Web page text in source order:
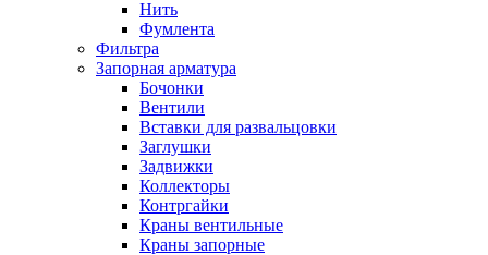
Нить
Фумлента
Фильтра
Запорная арматура
Бочонки
Вентили
Вставки для развальцовки
Заглушки
Задвижки
Коллекторы
Контргайки
Краны вентильные
Краны запорные